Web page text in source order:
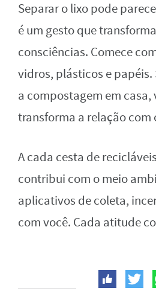
Separar o lixo pode
é um gesto que
consciências. Comece
vidros, plásticos e papéis.
a compostagem em casa,
transforma a relação com
A cada cesta de
contribui com o meio
aplicativos de coleta,
com você. Cada atitude